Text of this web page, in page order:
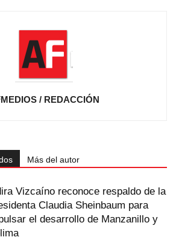
/ REDACCIÓN
Más del autor
Vizcaíno reconoce respaldo de la
Claudia Sheinbaum para
el desarrollo de Manzanillo y